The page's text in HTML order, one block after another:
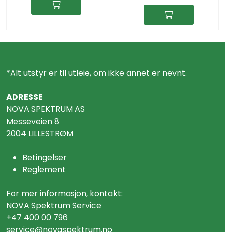
*Alt utstyr er til utleie, om ikke annet er nevnt.
ADRESSE
NOVA SPEKTRUM AS
Messeveien 8
2004 LILLESTRØM
Betingelser
Reglement
For mer informasjon, kontakt:
NOVA Spektrum Service
+47 400 00 796